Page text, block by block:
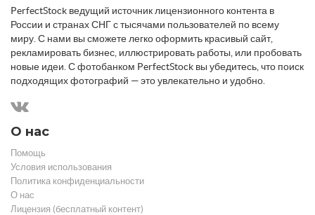
PerfectStock ведущий источник лицензионного контента в
России и странах СНГ с тысячами пользователей по всему
миру. С нами вы сможете легко оформить красивый сайт,
рекламировать бизнес, иллюстрировать работы, или пробовать
новые идеи. С фотобанком PerfectStock вы убедитесь, что поиск
подходящих фотографий — это увлекательно и удобно.
О нас
Помощь
Условия использования
Политика конфиденциальности
О нас
Лицензия (бесплатный контент)